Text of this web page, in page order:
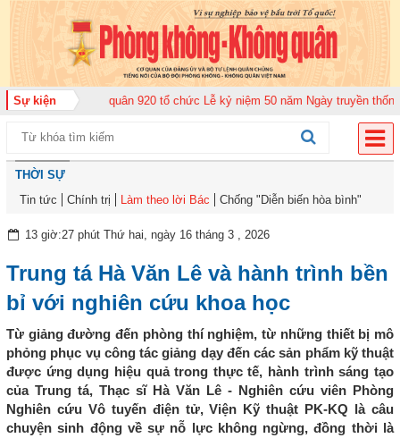
Sự kiện
đoàn Không quân 920 tổ chức Lễ kỷ niệm 50 năm Ngày truyền thống (12-
THỜI SỰ
Tin tức
Chính trị Làm theo lời Bác Chống "Diễn biến hòa bình"
13 giờ:27 phút Thứ hai, ngày 16 tháng 3 , 2026
Trung tá Hà Văn Lê và hành trình bền
bỉ với nghiên cứu khoa học
Từ giảng đường đến phòng thí nghiệm, từ những thiết bị mô
phỏng phục vụ công tác giảng dạy đến các sản phẩm kỹ thuật
được ứng dụng hiệu quả trong thực tế, hành trình sáng tạo
của Trung tá, Thạc sĩ Hà Văn Lê - Nghiên cứu viên Phòng
Nghiên cứu Vô tuyến điện tử, Viện Kỹ thuật PK-KQ là câu
chuyện sinh động về sự nỗ lực không ngừng, đồng thời là